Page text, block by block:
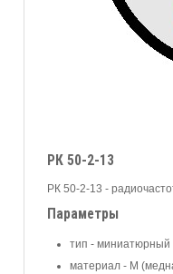
РК 50-2-13
РК 50-2-13 -
Параметры
тип - миниатюрный
материал - М